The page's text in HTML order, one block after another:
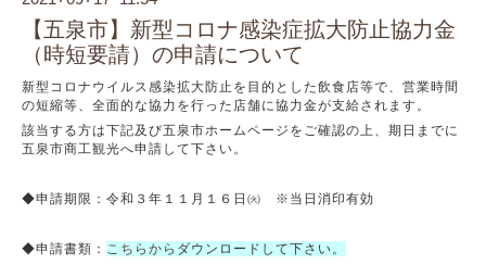
【五泉市】新型コロナ感染症拡大防止協力金
（時短要請）の申請について
新型コロナウイルス感染拡大防止を目的とした飲食店等で、営業時間
の短縮等、全面的な協力を行った店舗に協力金が支給されます。
該当する方は下記及び五泉市ホームページをご確認の上、期日までに
五泉市商工観光へ申請して下さい。
◆申請期限：令和３年１１月１６日㈫ ※当日消印有効
◆申請書類： こちらから ダウンロードして下さい。